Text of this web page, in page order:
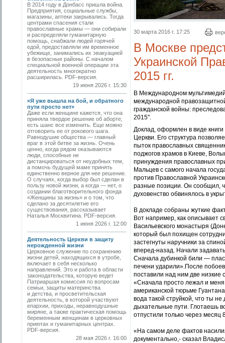
В 2014 году в Донбасс пришла война.
Предприятия, социальные службы,
магазины, аптеки закрывались. Тогда
центрами спасения стали
православные храмы — они собирали
и распределяли гуманитарную
помощь, снабжали людей горячей
едой, предоставляли им временное
убежище, занимались их эвакуацией
в безопасные районы. С началом
специальной военной операции эта
деятельность многократно
расширилась. PDF-версия.
19 июня 2026 г. 15:30
«Я уже вышла на бой, и обратного
пути просто нет»
Даже если женщине кажется, что она
приняла твердое решение об аборте,
есть шанс все изменить. Еще можно
отговорить ее от рокового шага.
Равнодушие общества — главный
враг в этой битве за жизнь. Очень
ценно, когда рядом оказываются
люди, способные не
дистанцироваться от неудобных тем,
а помочь будущей маме принять
единственно верное для нее решение.
О случаях, когда выбор был сделан в
пользу новой жизни, а когда — нет, о
создании благотворительного фонда
«Женщины за жизнь» и о том, что
сделано за десятилетие его
существования, рассказывает
Наталья Москвитина. PDF-версия.
1 июня 2026 г. 12:00
Деятельность Церкви в защиту
нерожденной жизни
Церковное служение по сохранению
жизни детей, находящихся в утробе,
включает в себя несколько
направлений. Это и работа в области
законодательства, которую ведет
Патриаршая комиссия по вопросам
семьи, защиты материнства
и детства, и просветительская
деятельность, в которой участвуют
епархии, приходы, неравнодушные
миряне, а также практическая помощь
беременным женщинам в церковных
приютах и гуманитарных центрах.
PDF-версия.
28 мая 2026 г. 16:00
30 марта 2016 г. 17:25
В Москве
Украинской
2015 гг.
В Международном
международной
гражданской войны:
2015".
Доклад, оформлен в виде
Церкви. Его структура
пыток православных
поджогов храмов в Киеве,
принуждения православных
Мальцев с самого начала
против Православной
разные позиции. Он сообщил,
духовенство обвинялось в
В докладе собраны жуткие
Вот например, как описывает
Васильевского монастыря
который был похищен
застегнуты наручники за
вперед-назад. Начали
Сначала дубинкой били —
печени ударили».После
поставили над ним две низкие
«Сначала просто лежал и
американской тюрьме
вода такой струйкой, что ты
дыхательные пути. Глотаешь
отпустили только через месяц
«На самом деле фактов
документально,- сказал